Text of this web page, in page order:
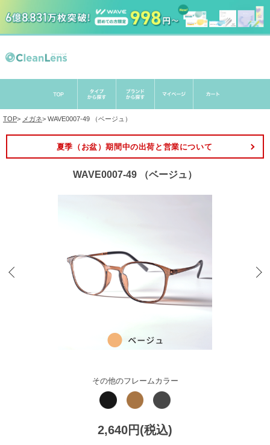
TOP> メガネ> WAVE0007-49 （ベージュ）
夏季（お盆）期間中の出荷と営業について
WAVE0007-49 （ベージュ）
その他のフレームカラー
2,640円(税込)